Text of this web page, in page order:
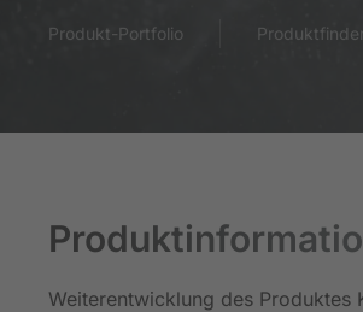
Produkt-Portfolio Produktfinder
Weiterentwicklung des Produktes